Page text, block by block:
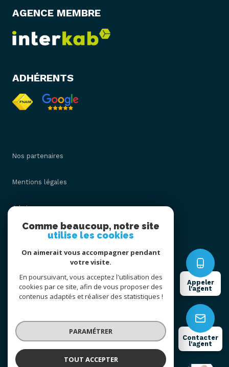
Appeler
l'agent
Contacter
l'agent
AGENCE MEMBRE
ADHÉRENTS
Nos partenaires
Mentions légales
Admin
Nos honoraires
Cookies
© 2026 | Tous droits réservés
Réalisé par
Comme beaucoup, notre site
utilise les cookies
On aimerait vous accompagner pendant
votre visite.
En poursuivant, vous acceptez l'utilisation des
cookies par ce site, afin de vous proposer des
contenus adaptés et réaliser des statistiques !
PARAMÉTRER
TOUT ACCEPTER